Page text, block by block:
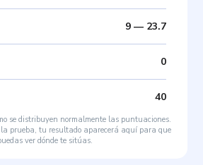
9— 23.7
0
40
se distribuyen normalmente las puntuaciones.
la prueba, tu resultado aparecerá aquí para que
ver dónde te sitúas.